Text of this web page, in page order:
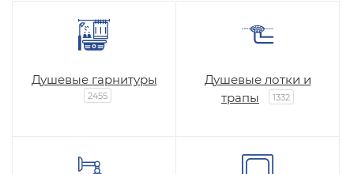
Душевые гарнитуры
2455
Душевые лотки и
трапы
1332